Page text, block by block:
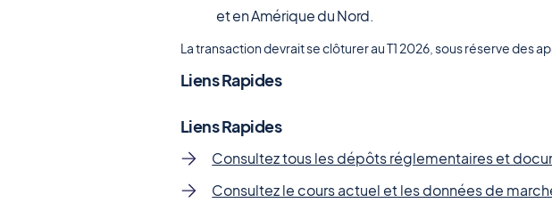
et en Amérique du Nord.
La transaction devrait se clôturer au T1 2026, sous réserve des
Liens Rapides
Liens Rapides
Consultez tous les dépôts réglementaires et
Consultez le cours actuel et les données de